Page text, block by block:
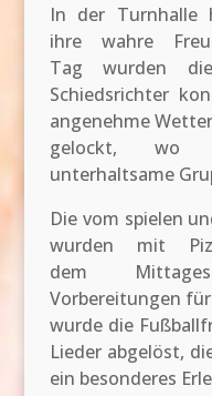
In der Turnhalle
ihre wahre
Tag wurden
Schiedsrichter
angenehme
gelockt, wo
unterhaltsame
Die vom spielen
wurden mit
dem
Vorbereitungen
wurde die
Lieder abgelöst,
ein besonderes